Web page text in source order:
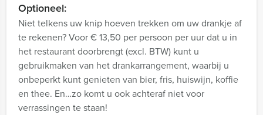
Optioneel:
Niet telkens uw knip hoeven trekken om uw drankje af
te rekenen? Voor € 13,50 per persoon per uur dat u in
het restaurant doorbrengt (excl. BTW) kunt u
gebruikmaken van het drankarrangement, waarbij u
onbeperkt kunt genieten van bier, fris, huiswijn, koffie
en thee. En…zo komt u ook achteraf niet voor
verrassingen te staan!